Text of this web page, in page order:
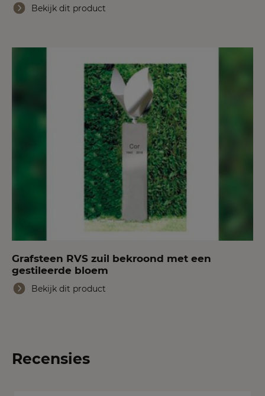
Bekijk dit product
Grafsteen RVS zuil bekroond met een
gestileerde bloem
Bekijk dit product
Recensies